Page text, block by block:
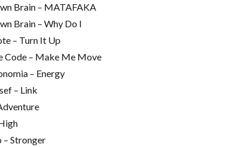
Brain – MATAFAKA
Brain – Why Do I
– Turn It Up
Code – Make Me Move
– Energy
– Link
– Stronger